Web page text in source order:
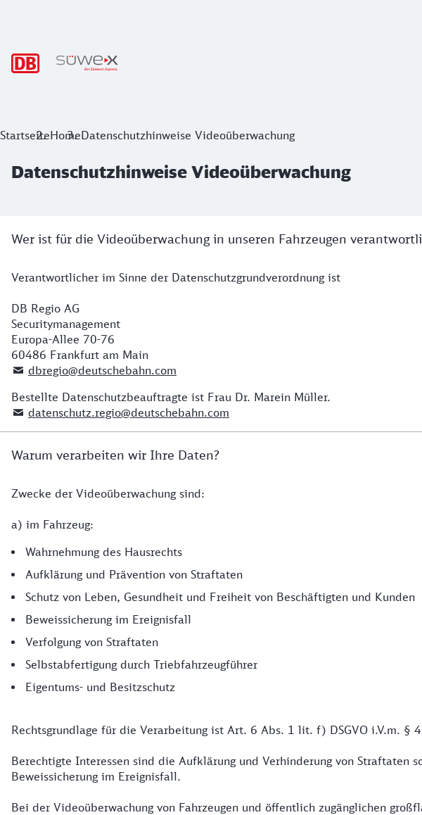
Datenschutzhinweise Videoüberwachung
StartseiteHomeDatenschutzhinweise Videoüberwachung
Datenschutzhinweise Videoüberwachung
Wer ist für die Videoüberwachung in unseren Fahrzeugen
Verantwortlicher im Sinne der Datenschutzgrundverordnung ist
DB Regio AG
Securitymanagement
Europa-Allee 70-76
60486 Frankfurt am Main
dbregio@deutschebahn.com
Bestellte Datenschutzbeauftragte ist Frau Dr. Marein Müller.
datenschutz.regio@deutschebahn.com
Warum verarbeiten wir Ihre Daten?
Zwecke der Videoüberwachung sind:
a) im Fahrzeug:
Wahrnehmung des Hausrechts
Aufklärung und Prävention von Straftaten
Schutz von Leben, Gesundheit und Freiheit von Beschäftigten und Kunden
Beweissicherung im Ereignisfall
Verfolgung von Straftaten
Selbstabfertigung durch Triebfahrzeugführer
Eigentums- und Besitzschutz
Rechtsgrundlage für die Verarbeitung ist Art. 6 Abs. 1 lit. f) DSGVO i.V.m. § 4
Berechtigte Interessen sind die Aufklärung und Verhinderung von Straftaten
Beweissicherung im Ereignisfall.
Bei der Videoüberwachung von Fahrzeugen und öffentlich zugänglichen